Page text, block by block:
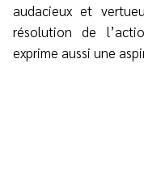
audacieux et
résolution de
exprime aussi une